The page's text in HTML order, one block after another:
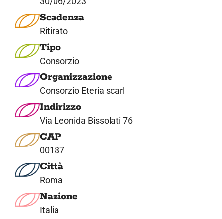
Scadenza
Ritirato
Tipo
Consorzio
Organizzazione
Consorzio Eteria scarl
Indirizzo
Via Leonida Bissolati 76
CAP
00187
Città
Roma
Nazione
Italia